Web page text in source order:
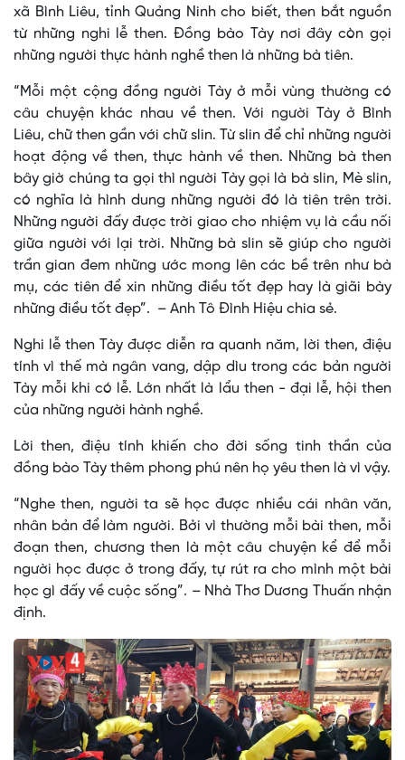
xã Bình Liêu, tỉnh Quảng Ninh cho biết, then bắt nguồn
từ những nghi lễ then. Đồng bào Tày nơi đây còn gọi
những người thực hành nghề then là những bà tiên.
“Mỗi một cộng đồng người Tày ở mỗi vùng thường có
câu chuyện khác nhau về then. Với người Tày ở Bình
Liêu, chữ then gần với chữ slin. Từ slin để chỉ những người
hoạt động về then, thực hành về then. Những bà then
bây giờ chúng ta gọi thì người Tày gọi là bà slin, Mè slin,
có nghĩa là hình dung những người đó là tiên trên trời.
Những người đấy được trời giao cho nhiệm vụ là cầu nối
giữa người với lại trời. Những bà slin sẽ giúp cho người
trần gian đem những ước mong lên các bề trên như bà
mụ, các tiên để xin những điều tốt đẹp hay là giãi bày
những điều tốt đẹp”. – Anh Tô Đình Hiệu chia sẻ.
Nghi lễ then Tày được diễn ra quanh năm, lời then, điệu
tính vì thế mà ngân vang, dập dìu trong các bản người
Tày mỗi khi có lễ. Lớn nhất là lẩu then - đại lễ, hội then
của những người hành nghề.
Lời then, điệu tính khiến cho đời sống tinh thần của
đồng bào Tày thêm phong phú nên họ yêu then là vì vậy.
“Nghe then, người ta sẽ học được nhiều cái nhân văn,
nhân bản để làm người. Bởi vì thường mỗi bài then, mỗi
đoạn then, chương then là một câu chuyện kể để mỗi
người học được ở trong đấy, tự rút ra cho mình một bài
học gì đấy về cuộc sống”. – Nhà Thơ Dương Thuấn nhận
định.